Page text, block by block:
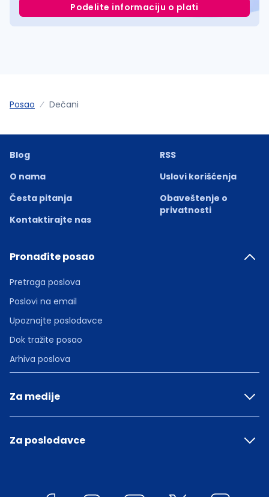
Podelite informaciju o plati
Posao Dečani
Blog
O nama
Česta pitanja
Kontaktirajte nas
RSS
Uslovi korišćenja
Obaveštenje o
privatnosti
Pronađite posao
Pretraga poslova
Poslovi na email
Upoznajte poslodavce
Dok tražite posao
Arhiva poslova
Za medije
Za poslodavce